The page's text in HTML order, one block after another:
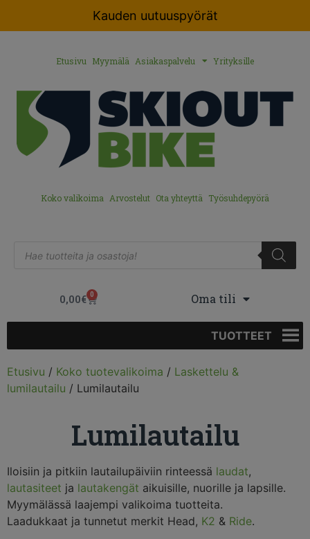
Kauden uutuuspyörät
Etusivu Myymälä Asiakaspalvelu Yrityksille
Koko valikoima Arvostelut Ota yhteyttä Työsuhdepyörä
0,00€ 0 Oma tili
TUOTTEET
Etusivu / Koko tuotevalikoima / Laskettelu &
lumilautailu / Lumilautailu
Lumilautailu
Iloisiin ja pitkiin lautailupäiviin rinteessä laudat,
lautasiteet ja lautakengät aikuisille, nuorille ja lapsille.
Myymälässä laajempi valikoima tuotteita.
Laadukkaat ja tunnetut merkit Head, K2 & Ride.